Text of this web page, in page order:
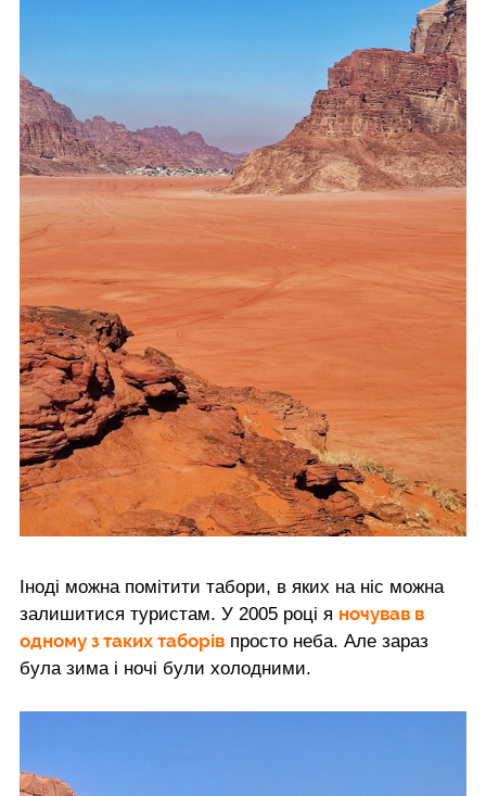
Іноді можна помітити табори, в яких на ніс можна
залишитися туристам. У 2005 році я ночував в
одному з таких таборів просто неба. Але зараз
була зима і ночі були холодними.